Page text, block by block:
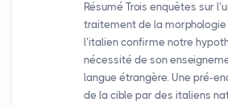
Résumé Trois enquêtes sur
traitement de la
l’italien confirme notre
nécessité de son
langue étrangère. Une pré-
de la cible par des italiens